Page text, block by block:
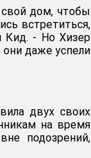
дом, чтобы
встретиться,
Кид. - Но Хизер
даже успели
двух своих
на время
подозрений,